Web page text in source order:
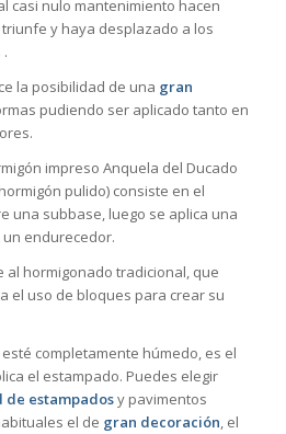
casi nulo mantenimiento hacen
y haya desplazado a los
la posibilidad de una gran
pudiendo ser aplicado tanto en
impreso Anquela del Ducado
pulido) consiste en el
una subbase, luego se aplica una
endurecedor.
al hormigonado tradicional, que
el uso de bloques para crear su
completamente húmedo, es el
el estampado. Puedes elegir
estampadosy pavimentos
el de gran decoración, el